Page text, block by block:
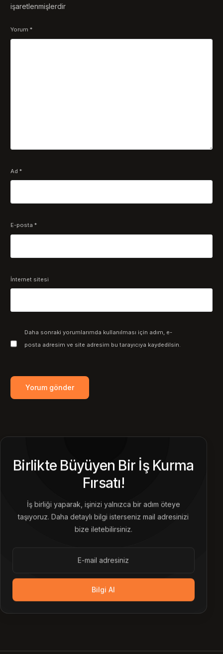
işaretlenmişlerdir
Yorum*
Ad*
E-posta*
İnternet sitesi
Daha sonraki yorumlarımda kullanılması için adım, e-
posta adresim ve site adresim bu tarayıcıya kaydedilsin.
Birlikte Büyüyen Bir İş Kurma
Fırsatı!
İş birliği yaparak, işinizi yalnızca bir adım öteye
taşıyoruz. Daha detaylı bilgi isterseniz mail adresinizi
bize iletebilirsiniz.
Bilgi Al